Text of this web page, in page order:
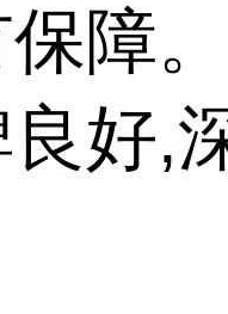
障
好,